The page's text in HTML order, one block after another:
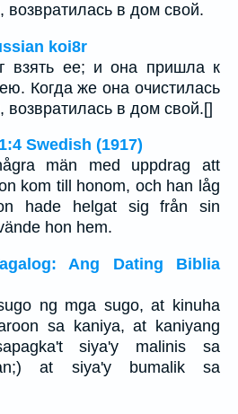
возвратилась в дом свой.
koi8r
взять ее; и она пришла к
Когда же она очистилась
возвратилась в дом свой.[]
Swedish (1917)
män med uppdrag att
kom till honom, och han låg
hade helgat sig från sin
hon hem.
Ang Dating Biblia
ng mga sugo, at kinuha
sa kaniya, at kaniyang
siya'y malinis sa
at siya'y bumalik sa